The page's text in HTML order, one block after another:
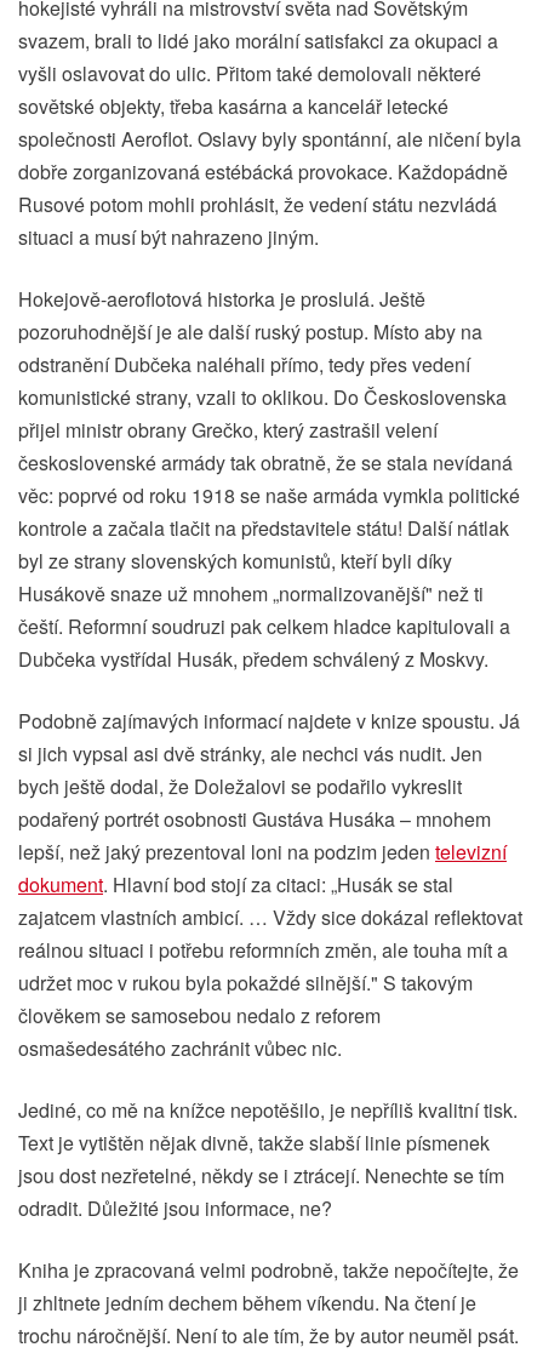
hokejisté vyhráli na mistrovství světa nad Sovětským
svazem, brali to lidé jako morální satisfakci za okupaci a
vyšli oslavovat do ulic. Přitom také demolovali některé
sovětské objekty, třeba kasárna a kancelář letecké
společnosti Aeroflot. Oslavy byly spontánní, ale ničení byla
dobře zorganizovaná estébácká provokace. Každopádně
Rusové potom mohli prohlásit, že vedení státu nezvládá
situaci a musí být nahrazeno jiným.
Hokejově-aeroflotová historka je proslulá. Ještě
pozoruhodnější je ale další ruský postup. Místo aby na
odstranění Dubčeka naléhali přímo, tedy přes vedení
komunistické strany, vzali to oklikou. Do Československa
přijel ministr obrany Grečko, který zastrašil velení
československé armády tak obratně, že se stala nevídaná
věc: poprvé od roku 1918 se naše armáda vymkla politické
kontrole a začala tlačit na představitele státu! Další nátlak
byl ze strany slovenských komunistů, kteří byli díky
Husákově snaze už mnohem „normalizovanější" než ti
čeští. Reformní soudruzi pak celkem hladce kapitulovali a
Dubčeka vystřídal Husák, předem schválený z Moskvy.
Podobně zajímavých informací najdete v knize spoustu. Já
si jich vypsal asi dvě stránky, ale nechci vás nudit. Jen
bych ještě dodal, že Doležalovi se podařilo vykreslit
podařený portrét osobnosti Gustáva Husáka – mnohem
lepší, než jaký prezentoval loni na podzim jeden televizní
dokument. Hlavní bod stojí za citaci: „Husák se stal
zajatcem vlastních ambicí. … Vždy sice dokázal reflektovat
reálnou situaci i potřebu reformních změn, ale touha mít a
udržet moc v rukou byla pokaždé silnější." S takovým
člověkem se samosebou nedalo z reforem
osmašedesátého zachránit vůbec nic.
Jediné, co mě na knížce nepotěšilo, je nepříliš kvalitní tisk.
Text je vytištěn nějak divně, takže slabší linie písmenek
jsou dost nezřetelné, někdy se i ztrácejí. Nenechte se tím
odradit. Důležité jsou informace, ne?
Kniha je zpracovaná velmi podrobně, takže nepočítejte, že
ji zhltnete jedním dechem během víkendu. Na čtení je
trochu náročnější. Není to ale tím, že by autor neuměl psát.